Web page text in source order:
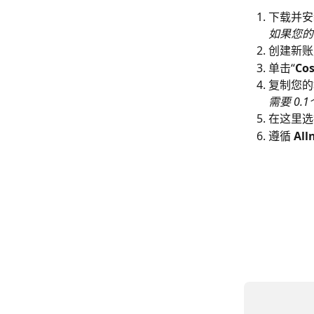
下载并
如果您
创建新
单击“
复制您
需要 0.1
在这里
遵循